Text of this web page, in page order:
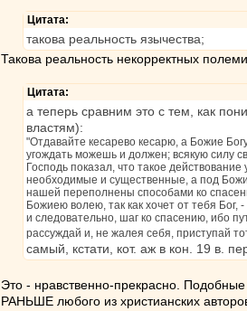
Цитата:
такова реальность язычества;
Такова реальность некорректных
Цитата:
а теперь сравним это с тем, как
властям):
"Отдавайте кесарево кесарю, а Божие
угождать можешь и должен; всякую силу
Господь показал, что такое
необходимые и существенные, а под
нашей переполнены способами ко
Божиею волею, так как хочет от тебя Бог,
и следовательно, шаг ко спасению, ибо
рассуждай и, не жалея себя, приступай
самый, кстати, кот. аж в кон. 19 в.
Это - нравственно-прекрасно.
РАНЬШЕ любого из христианских